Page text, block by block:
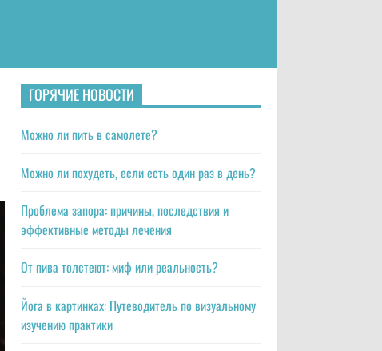
ГОРЯЧИЕ НОВОСТИ
Можно ли пить в самолете?
Можно ли похудеть, если есть один раз в день?
Проблема запора: причины, последствия и
эффективные методы лечения
От пива толстеют: миф или реальность?
Йога в картинках: Путеводитель по визуальному
изучению практики